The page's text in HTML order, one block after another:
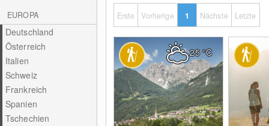
EUROPA
Deutschland
Österreich
Italien
Schweiz
Frankreich
Spanien
Tschechien
Erste Vorherige 1 Nächste Letzte
25°C